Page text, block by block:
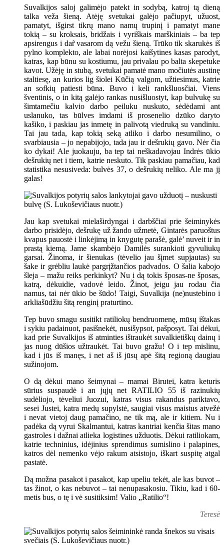
Suvalkijos saloj galimėjo patekt in sodybą, katroj tą dieną
talka veža šieną. Atėję svetukai galėjo pačiupyt, užuost,
pamatyt, išgirst tikrų mano namų trupinį i pamatyt mane
tokią – su kroksais, bridžais i vyriškais marškiniais – ba tep
apsirengus i dar̃ vasarom dą vežu šieną. Trūko tik skarukės iš
pylno komplekto, ale labai norėjosi kaišytines kasas parodyt,
katras, kap būnu su kostiumu, jau privalau po balta skepetuke
kavot. Užėję in stubą, svetukai pamatė mano močiutės austinę
staltiesę, an kurios lig šiolei Kūčią valgom, užtiesimus, katrie
an sofkių patiesti būna. Buvo i keli rankšluosčiai. Viens
šventinis, o in kitą galėjo rankas nusišluostyt, kap bulvukę su
šimtamečiu kalvio darbo peiluku nuskuto, sėdėdami ant
uslanuko, tas būlves imdami iš prosenelio dzūko daryto
kašiko, i paskiau jas inmetę in palivotą viedruką su vandiniu.
Tai jau tada, kap tokią seką atliko i darbo nesumilino, o
svarbiausia – jo nepabijojo, tada jau ir dešrukių gavo. Nėr čia
ko dykai! Ale juokauju, ba tep tai neškadavojau Indrės ūkio
dešrukių net i tiem, katrie neskuto. Tik paskiau pamačiau, kad
statistika nesusiveda: bulvės 37, o dešrukių neliko. Ale ma jį
galas!
Jau kap svetukai mielaširdyngai i darbščiai prie šeiminykės
darbo prisidėjo, dešrukę už žando užmetė, Gintarės paruoštus
kvapus pauostė i linkėjimą in knygutę parašė, galė’ nuveit ir in
prastą kiemą. Jame skambėjo Damilės surankioti gyvuliukų
garsai. Žinoma, ir šienukas (tėvelio jau šįmet supjautas) su
šake ir grėbliu laukė pargrįžtančios padvados. O šalia kabojo
šleja – mažu reiks perkinkyt? Nu i dą tokis šposas-ne šposas,
katrą, dėkuidie, vadovė leido. Žinot, jeigu jau rodau čia
namus, tai nėr ūkio be šūdo! Taigi, Suvalkija (ne)nustebino i
arkliašūdžiu šitą renginį praturtino.
Tep buvo smagu susitikt ratiliokų bendruomenę, mūsų ištakas
i sykiu padainuot, pasišnekėt, nusišypsot, pašposyt. Tai dėkui,
kad prie Suvalkijos iš atminties ištraukėt suvalkietiškų dainų i
jas nuog dūšios užtraukėt. Tai buvo gražu! O i tep mislinu,
kad i jūs iš manęs, i net aš iš jūsų apė šitą regioną daugiau
sužinojom.
O dą dėkui mano šeimynai – mamai Birutei, katra keturis
sūrius suspaudė i an jųjų net RATILIO 55 iš razinukių
sudėliojo, tėveliui Juozui, katras visus rakandus pariktavo,
sesei Justei, katra medų supylstė, saugiai visus maistus atvežė
i nevat vietoj daug pamačino, ne tik mą, ale ir kitiem. Nu i
padėka dą vyrui Skalmantui, katras kantriai kenčia šitas mano
gastroles i dažnai atlieka logistines užduotis. Dėkui ratiliokam,
katrie techninius, idėjinius sprendimus sumislino i palapines,
katros dėl nemenko vėjo rakum atsistojo, iškart suspitę atgal
pastatė.
Dą možna pasakot i pasakot, kap upeliu tekėt, ale kas buvot –
tas žinot, o kas nebuvot – tai nenupasakosiu. Tikiu, kad i 60-
metis bus, o tę i vė susitiksim! Valio „Ratilio“!
Teresė